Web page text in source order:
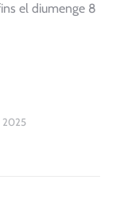
el diumenge 8
2025